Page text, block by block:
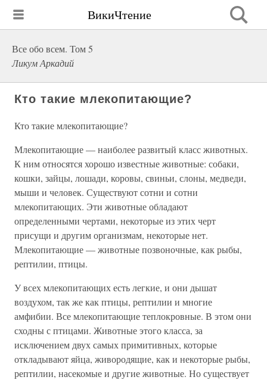
ВикиЧтение
Все обо всем. Том 5
Ликум Аркадий
Кто такие млекопитающие?
Кто такие млекопитающие?
Млекопитающие — наиболее развитый класс животных.
К ним относятся хорошо известные животные: собаки,
кошки, зайцы, лошади, коровы, свиньи, слоны, медведи,
мыши и человек. Существуют сотни и сотни
млекопитающих. Эти животные обладают
определенными чертами, некоторые из этих черт
присущи и другим организмам, некоторые нет.
Млекопитающие — животные позвоночные, как рыбы,
рептилии, птицы.
У всех млекопитающих есть легкие, и они дышат
воздухом, так же как птицы, рептилии и многие
амфибии. Все млекопитающие теплокровные. В этом они
сходны с птицами. Животные этого класса, за
исключением двух самых примитивных, которые
откладывают яйца, живородящие, как и некоторые рыбы,
рептилии, насекомые и другие животные. Но существует